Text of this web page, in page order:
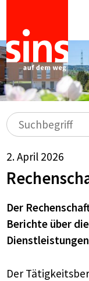
Direkt zum Inhalt
Suchbegriff
2. April 2026
Der
Berichte über
Der